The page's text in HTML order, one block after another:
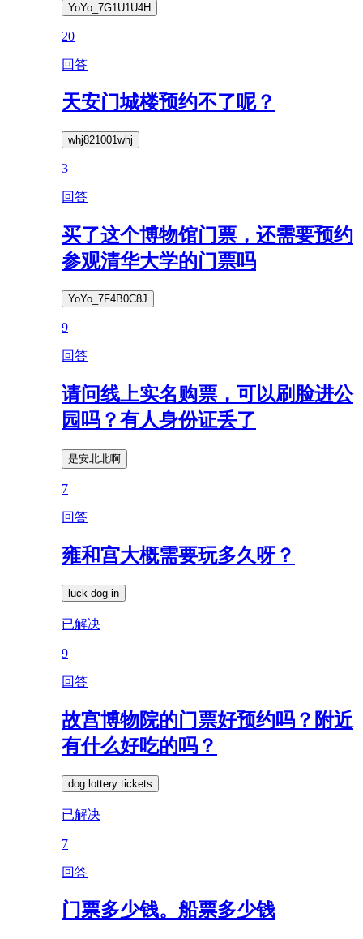
YoYo_7G1U1U4H
20
回答
天安门城楼预约不了呢？
whj821001whj
3
回答
买了这个博物馆门票，还需要预约
参观清华大学的门票吗
YoYo_7F4B0C8J
9
回答
请问线上实名购票，可以刷脸进公
园吗？有人身份证丢了
是安北北啊
7
回答
雍和宫大概需要玩多久呀？
luck dog in
已解决
9
回答
故宫博物院的门票好预约吗？附近
有什么好吃的吗？
dog lottery tickets
已解决
7
回答
门票多少钱。船票多少钱